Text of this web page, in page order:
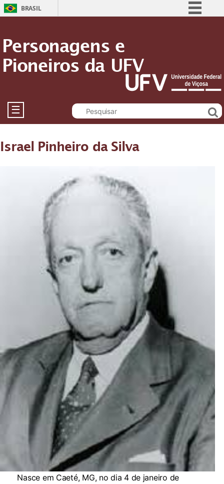
BRASIL
Acesso à informação
Legislação
Canais
Personagens e
Pioneiros da UFV
☰
Israel Pinheiro da Silva
Nasce em Caeté, MG, no dia 4 de janeiro de